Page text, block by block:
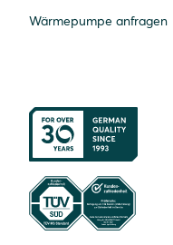
Wärmepumpe anfragen